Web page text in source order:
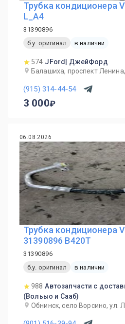
Трубка кондиционера
L_A4
31390896
б.у. оригинал
в наличии
574 JFord| ДжейФорд
Балашиха, проспект
(915) 314-44-54
3 000
06.08.2026
Трубка кондиционера
31390896 B420T
31390896
б.у. оригинал
в наличии
988 Автозапчасти с
(Вольыо и Сааб)
Обнинск, село Ворсино, ул.